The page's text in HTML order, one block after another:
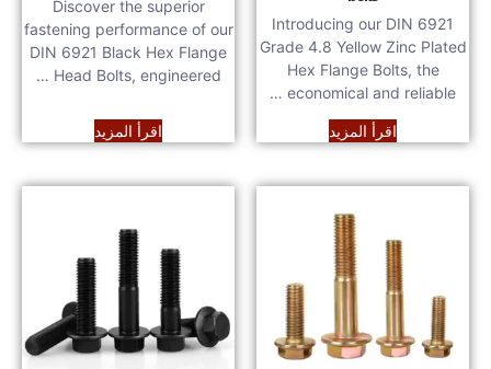
Introducing our DIN 6921
Grade 4.8 Yellow Zinc Plated
Hex Flange Bolts, the
economical and reliable …
اقرأ المزيد
Discover the superior
fastening performance of our
DIN 6921 Black Hex Flange
Head Bolts, engineered …
اقرأ المزيد